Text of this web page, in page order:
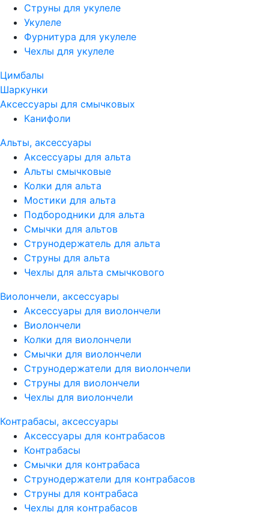
Струны для укулеле
Укулеле
Фурнитура для укулеле
Чехлы для укулеле
Цимбалы
Шаркунки
Аксессуары для смычковых
Канифоли
Альты, аксессуары
Аксессуары для альта
Альты смычковые
Колки для альта
Мостики для альта
Подбородники для альта
Смычки для альтов
Струнодержатель для альта
Струны для альта
Чехлы для альта смычкового
Виолончели, аксессуары
Аксессуары для виолончели
Виолончели
Колки для виолончели
Смычки для виолончели
Струнодержатели для виолончели
Струны для виолончели
Чехлы для виолончели
Контрабасы, аксессуары
Аксессуары для контрабасов
Контрабасы
Смычки для контрабаса
Струнодержатели для контрабасов
Струны для контрабаса
Чехлы для контрабасов